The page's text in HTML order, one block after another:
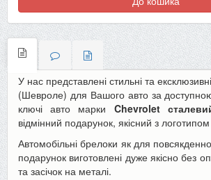
У нас представлені стильні та
(Шевроле) для Вашого авто за
ключі авто марки Chevrolet
відмінний подарунок, якісний з логотипом
Автомобільні брелоки як для
подарунок виготовлені дуже якісно без
та засічок на металі.